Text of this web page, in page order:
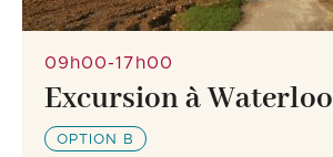
09h00-17h00
Excursion à Waterloo
OPTION B